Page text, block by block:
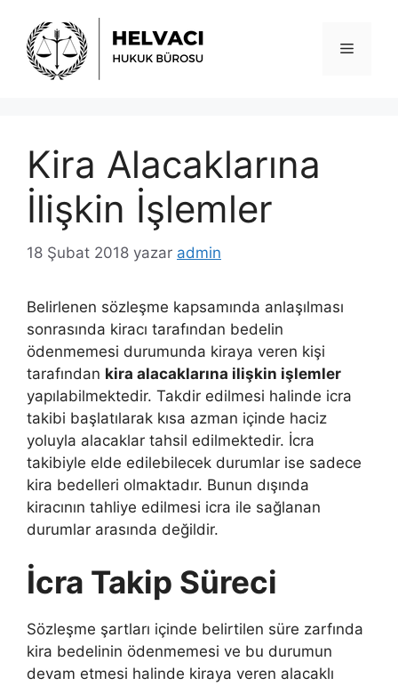
Menü
Kira Alacaklarına
İlişkin İşlemler
18 Şubat 2018 yazar admin
Belirlenen sözleşme kapsamında anlaşılması
sonrasında kiracı tarafından bedelin
ödenmemesi durumunda kiraya veren kişi
tarafından kira alacaklarına ilişkin işlemler
yapılabilmektedir. Takdir edilmesi halinde icra
takibi başlatılarak kısa azman içinde haciz
yoluyla alacaklar tahsil edilmektedir. İcra
takibiyle elde edilebilecek durumlar ise sadece
kira bedelleri olmaktadır. Bunun dışında
kiracının tahliye edilmesi icra ile sağlanan
durumlar arasında değildir.
İcra Takip Süreci
Sözleşme şartları içinde belirtilen süre zarfında
kira bedelinin ödenmemesi ve bu durumun
devam etmesi halinde kiraya veren alacaklı